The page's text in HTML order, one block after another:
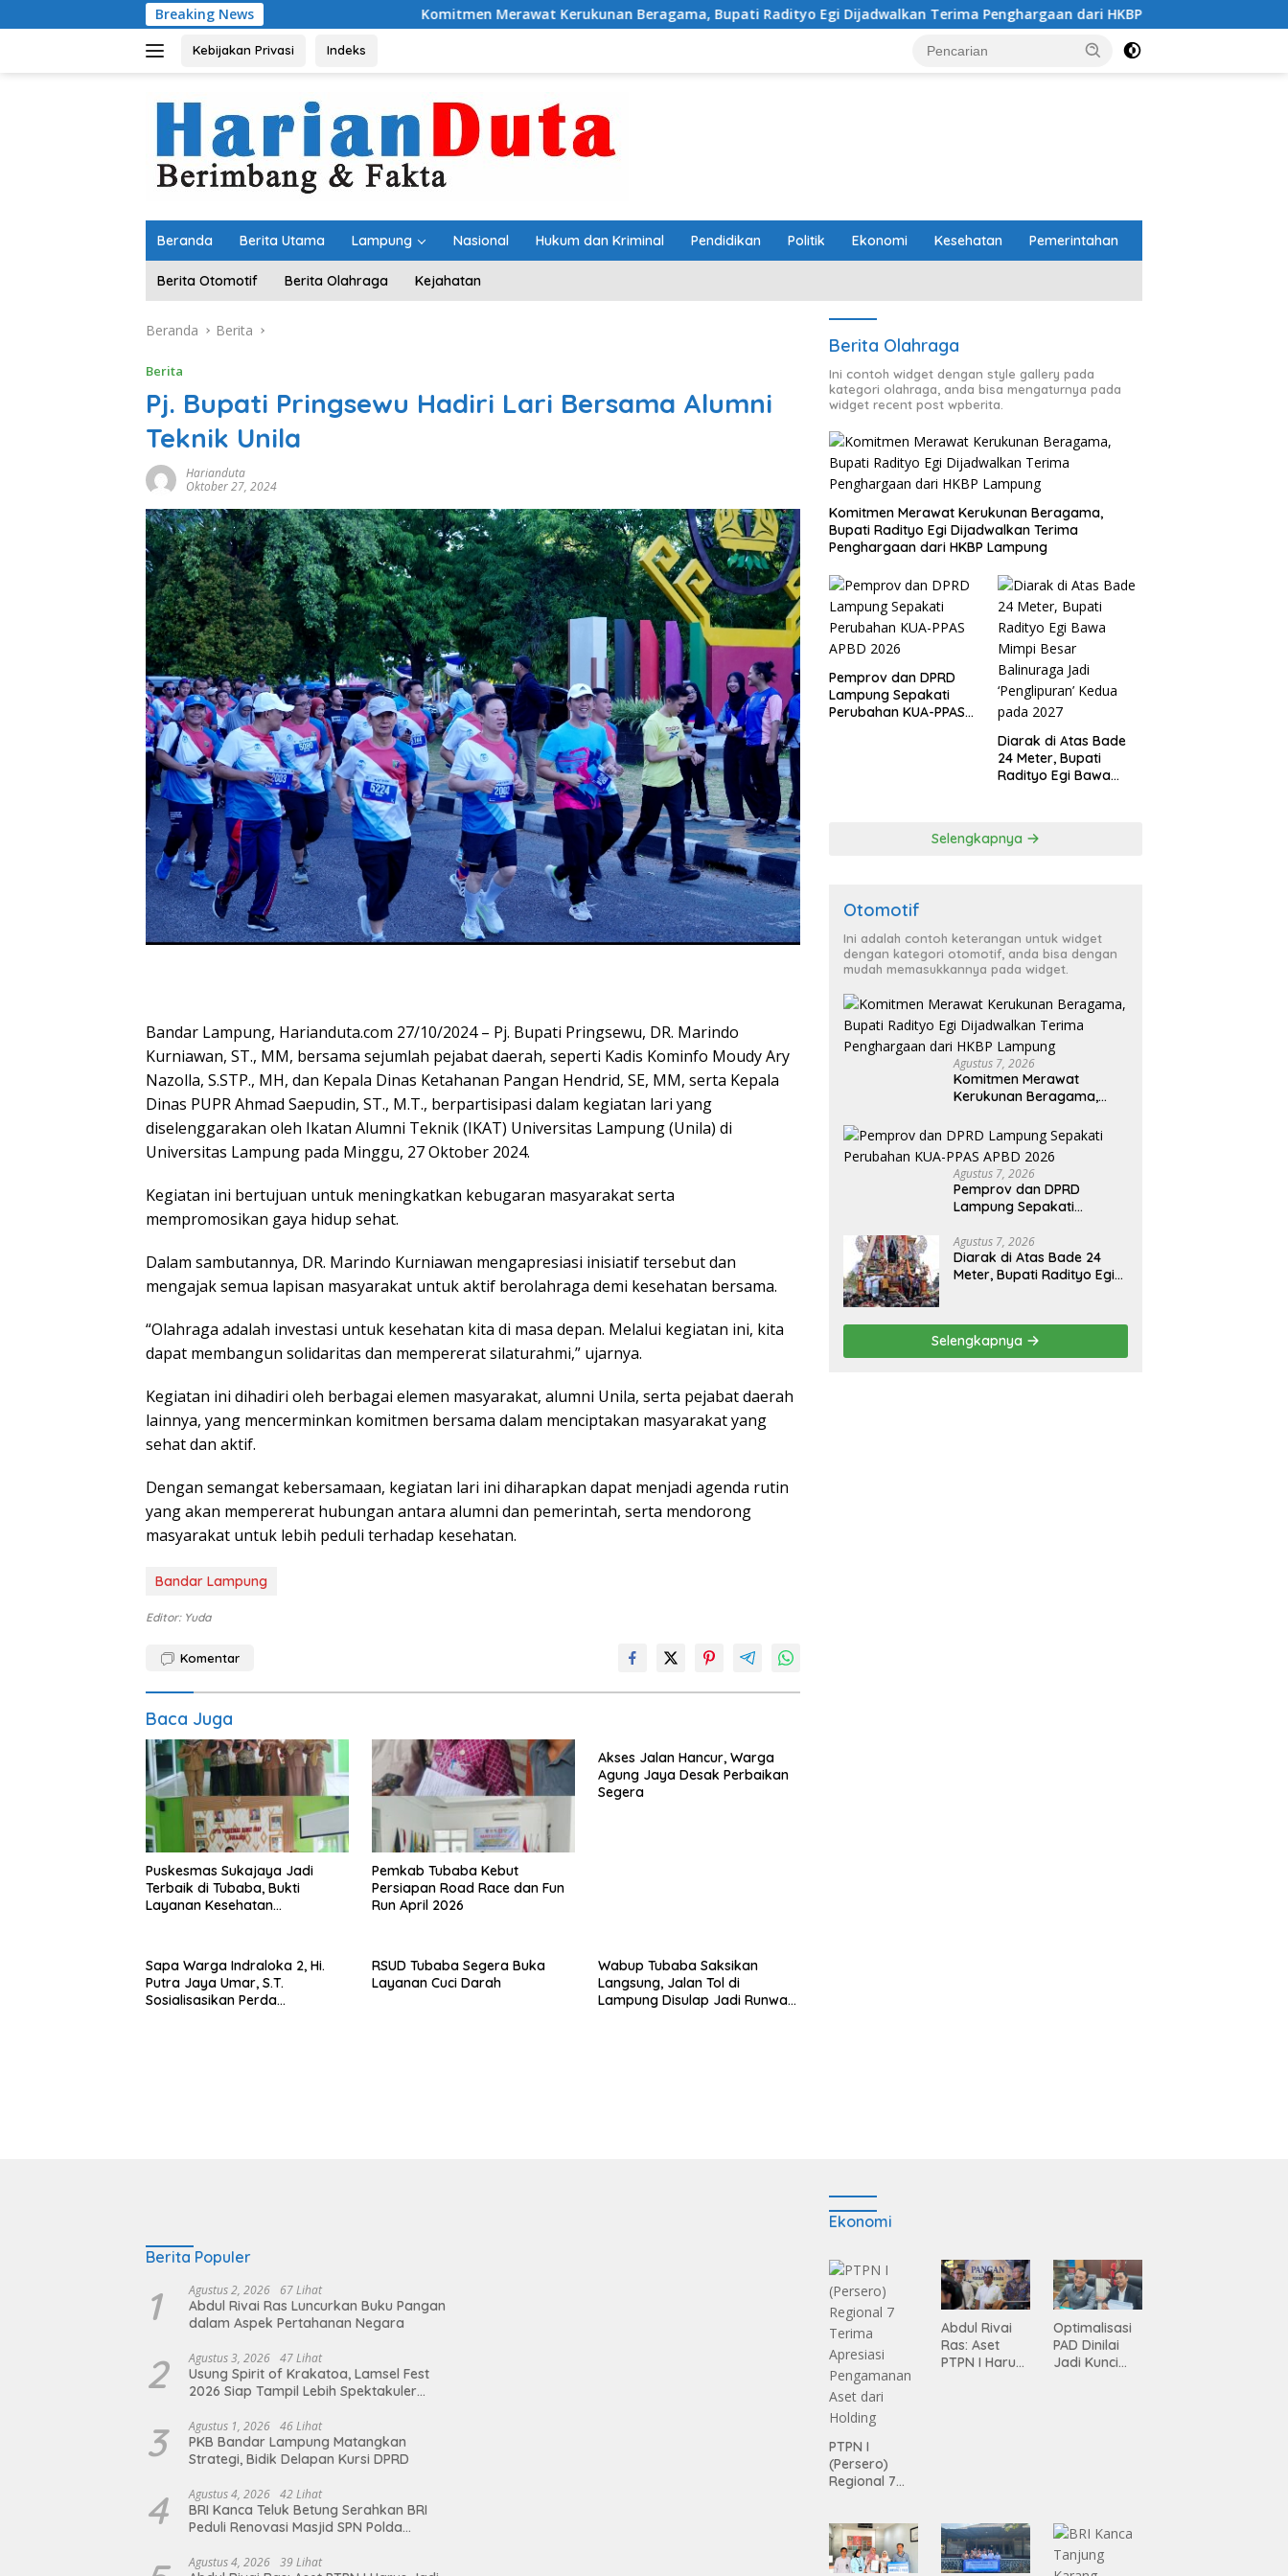
ke
Breaking News Komitmen Merawat Kerukunan Beragama, Bupati Radityo Egi Dijadwalkan Terima Penghargaan dari HKBP Lampung
Kebijakan Privasi Indeks
Beranda Berita Utama Lampung Nasional Hukum dan Kriminal Pendidikan Politik Ekonomi Kesehatan Pemerintahan
Berita Otomotif Berita Olahraga Kejahatan
Beranda Berita
Berita
Pj. Bupati Pringsewu Hadiri Lari Bersama Alumni
Teknik Unila
Harianduta
Oktober 27, 2024
Bandar Lampung, Harianduta.com 27/10/2024 – Pj. Bupati Pringsewu, DR. Marindo
Kurniawan, ST., MM, bersama sejumlah pejabat daerah, seperti Kadis Kominfo Moudy Ary
Nazolla, S.STP., MH, dan Kepala Dinas Ketahanan Pangan Hendrid, SE, MM, serta Kepala
Dinas PUPR Ahmad Saepudin, ST., M.T., berpartisipasi dalam kegiatan lari yang
diselenggarakan oleh Ikatan Alumni Teknik (IKAT) Universitas Lampung (Unila) di
Universitas Lampung pada Minggu, 27 Oktober 2024.
Kegiatan ini bertujuan untuk meningkatkan kebugaran masyarakat serta
mempromosikan gaya hidup sehat.
Dalam sambutannya, DR. Marindo Kurniawan mengapresiasi inisiatif tersebut dan
mengajak semua lapisan masyarakat untuk aktif berolahraga demi kesehatan bersama.
“Olahraga adalah investasi untuk kesehatan kita di masa depan. Melalui kegiatan ini, kita
dapat membangun solidaritas dan mempererat silaturahmi,” ujarnya.
Kegiatan ini dihadiri oleh berbagai elemen masyarakat, alumni Unila, serta pejabat daerah
lainnya, yang mencerminkan komitmen bersama dalam menciptakan masyarakat yang
sehat dan aktif.
Dengan semangat kebersamaan, kegiatan lari ini diharapkan dapat menjadi agenda rutin
yang akan mempererat hubungan antara alumni dan pemerintah, serta mendorong
masyarakat untuk lebih peduli terhadap kesehatan.
Bandar Lampung
Editor: Yuda
Komentar
Baca Juga
Puskesmas Sukajaya Jadi
Terbaik di Tubaba, Bukti
Layanan Kesehatan
Pemkab Tubaba Kebut
Persiapan Road Race dan Fun
Run April 2026
Akses Jalan Hancur, Warga
Agung Jaya Desak Perbaikan
Segera
Sapa Warga Indraloka 2, Hi.
Putra Jaya Umar, S.T.
Sosialisasikan Perda
RSUD Tubaba Segera Buka
Layanan Cuci Darah
Wabup Tubaba Saksikan
Langsung, Jalan Tol di
Lampung Disulap Jadi Runway
Berita Olahraga
Ini contoh widget dengan style gallery pada
kategori olahraga, anda bisa mengaturnya pada
widget recent post wpberita.
Komitmen Merawat Kerukunan Beragama,
Bupati Radityo Egi Dijadwalkan Terima
Penghargaan dari HKBP Lampung
Pemprov dan DPRD
Lampung Sepakati
Perubahan KUA-PPAS
Diarak di Atas Bade
24 Meter, Bupati
Radityo Egi Bawa
pada 2027
Selengkapnya
Otomotif
Ini adalah contoh keterangan untuk widget
dengan kategori otomotif, anda bisa dengan
mudah memasukkannya pada widget.
Agustus 7, 2026
Komitmen Merawat
Kerukunan Beragama,
Dijadwalkan Terima
Penghargaan dari HKBP
Lampung
Agustus 7, 2026
Pemprov dan DPRD
Lampung Sepakati
APBD 2026
Agustus 7, 2026
Diarak di Atas Bade 24
Meter, Bupati Radityo Egi
‘Penglipuran’ Kedua pada
2027
Selengkapnya
Berita Populer
1 Agustus 2, 2026 67 Lihat
Abdul Rivai Ras Luncurkan Buku Pangan
dalam Aspek Pertahanan Negara
2 Agustus 3, 2026 47 Lihat
Usung Spirit of Krakatoa, Lamsel Fest
2026 Siap Tampil Lebih Spektakuler
Artis Ibu Kota
3 Agustus 1, 2026 46 Lihat
PKB Bandar Lampung Matangkan
Strategi, Bidik Delapan Kursi DPRD
4 Agustus 4, 2026 42 Lihat
BRI Kanca Teluk Betung Serahkan BRI
Peduli Renovasi Masjid SPN Polda
terhadap Sarana Ibadah
Agustus 4, 2026 39 Lihat
Ekonomi
PTPN I
(Persero)
Regional 7
Pengamanan
Aset dari
Holding
Abdul Rivai
Ras: Aset
PTPN I Harus
Optimalisasi
PAD Dinilai
Jadi Kunci